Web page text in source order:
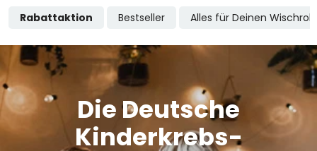
Rabattaktion Bestseller Alles für Deinen
Die Deutsche
Kinderkrebs-